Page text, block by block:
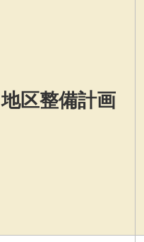
地区整備計画